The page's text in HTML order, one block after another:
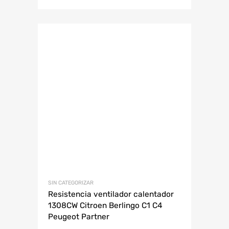
SIN CATEGORIZAR
Resistencia ventilador calentador
1308CW Citroen Berlingo C1 C4
Peugeot Partner